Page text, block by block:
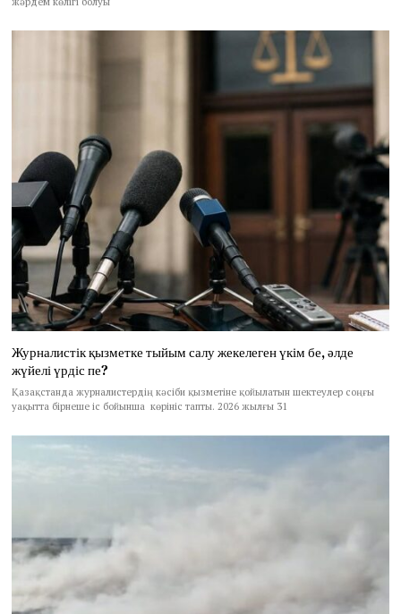
Журналистік қызметке тыйым салу жекелеген үкім бе, әлде
жүйелі үрдіс пе?
Қазақстанда журналистердің кәсіби қызметіне қойылатын шектеулер соңғы
уақытта бірнеше іс бойынша көрініс тапты. 2026 жылғы 31